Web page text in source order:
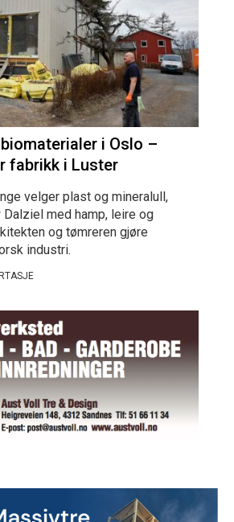
i Oslo –
fabrikk i Luster
velger plast og mineralull,
med hamp, leire og
og tømreren gjøre
industri.